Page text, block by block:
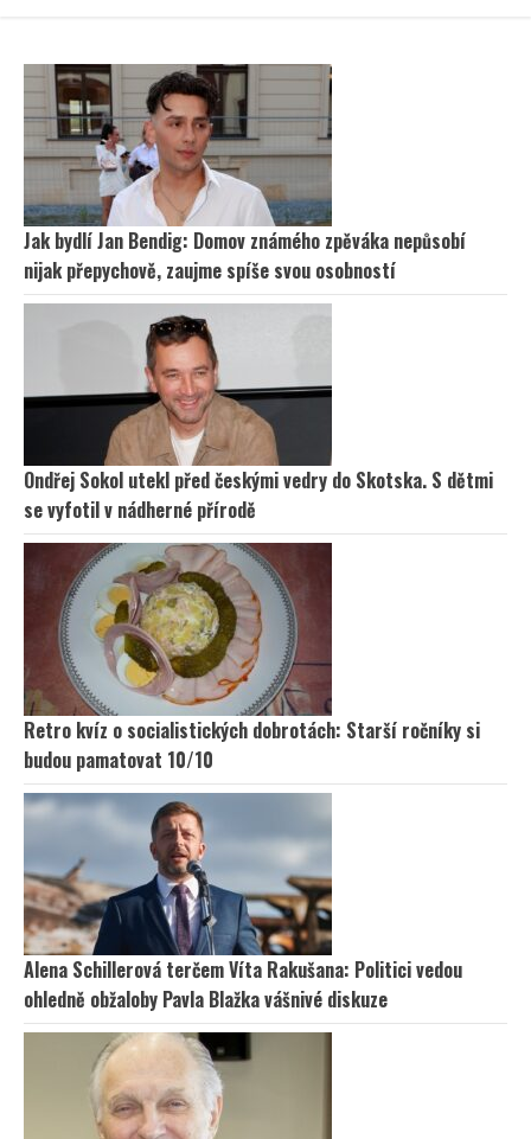
Jak bydlí Jan Bendig: Domov známého zpěváka nepůsobí
nijak přepychově, zaujme spíše svou osobností
Ondřej Sokol utekl před českými vedry do Skotska. S dětmi
se vyfotil v nádherné přírodě
Retro kvíz o socialistických dobrotách: Starší ročníky si
budou pamatovat 10/10
Alena Schillerová terčem Víta Rakušana: Politici vedou
ohledně obžaloby Pavla Blažka vášnivé diskuze